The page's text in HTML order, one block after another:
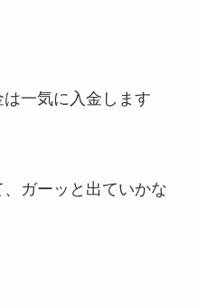
一気に入金します
ガーッと出ていかな